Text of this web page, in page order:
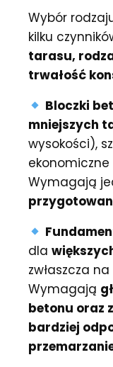
Wybór
kilku
tarasu,
trwałość
Bloczki
mniejszych
wysokości),
Wymagają
dla
zwłaszcza na
Wymagają
betonu oraz
bardziej